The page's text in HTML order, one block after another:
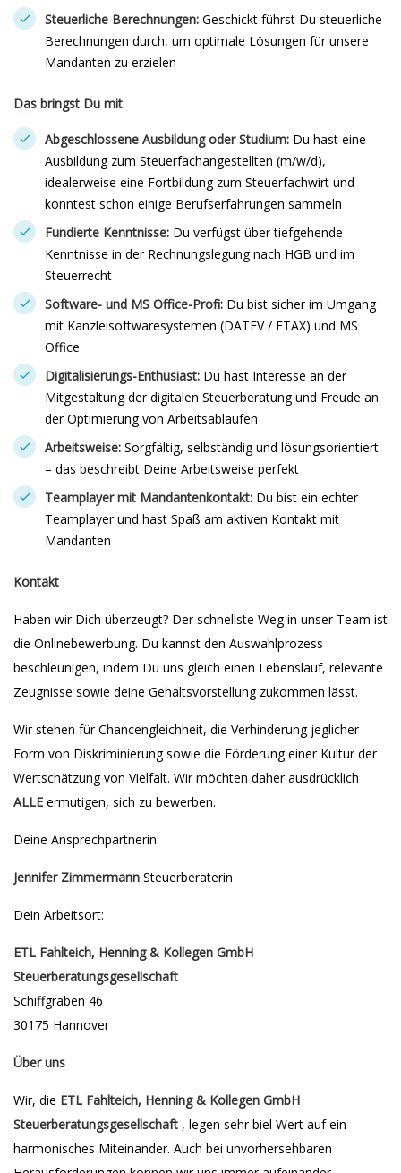
Steuerliche Berechnungen: Geschickt führst Du steuerliche
Berechnungen durch, um optimale Lösungen für unsere
Mandanten zu erzielen
Das bringst Du mit
Abgeschlossene Ausbildung oder Studium: Du hast eine
Ausbildung zum Steuerfachangestellten (m/w/d),
idealerweise eine Fortbildung zum Steuerfachwirt und
konntest schon einige Berufserfahrungen sammeln
Fundierte Kenntnisse: Du verfügst über tiefgehende
Kenntnisse in der Rechnungslegung nach HGB und im
Steuerrecht
Software- und MS Office-Profi: Du bist sicher im Umgang
mit Kanzleisoftwaresystemen (DATEV / ETAX) und MS
Office
Digitalisierungs-Enthusiast: Du hast Interesse an der
Mitgestaltung der digitalen Steuerberatung und Freude an
der Optimierung von Arbeitsabläufen
Arbeitsweise: Sorgfältig, selbständig und lösungsorientiert
– das beschreibt Deine Arbeitsweise perfekt
Teamplayer mit Mandantenkontakt: Du bist ein echter
Teamplayer und hast Spaß am aktiven Kontakt mit
Mandanten
Kontakt
Haben wir Dich überzeugt? Der schnellste Weg in unser Team ist
die Onlinebewerbung. Du kannst den Auswahlprozess
beschleunigen, indem Du uns gleich einen Lebenslauf, relevante
Zeugnisse sowie deine Gehaltsvorstellung zukommen lässt.
Wir stehen für Chancengleichheit, die Verhinderung jeglicher
Form von Diskriminierung sowie die Förderung einer Kultur der
Wertschätzung von Vielfalt. Wir möchten daher ausdrücklich
ALLE ermutigen, sich zu bewerben.
Deine Ansprechpartnerin:
Jennifer Zimmermann Steuerberaterin
Dein Arbeitsort:
ETL Fahlteich, Henning & Kollegen GmbH
Steuerberatungsgesellschaft
Schiffgraben 46
30175 Hannover
Über uns
Wir, die ETL Fahlteich, Henning & Kollegen GmbH
Steuerberatungsgesellschaft , legen sehr biel Wert auf ein
harmonisches Miteinander. Auch bei unvorhersehbaren